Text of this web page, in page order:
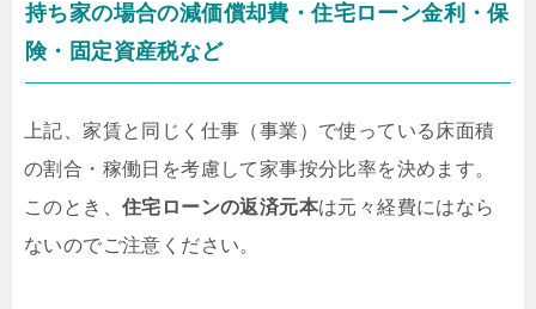
持ち家の場合の減価償却費・住宅ローン金利・保
険・固定資産税など
上記、家賃と同じく仕事（事業）で使っている床面積
の割合・稼働日を考慮して家事按分比率を決めます。
このとき、 住宅ローンの返済元本は元々経費にはなら
ないのでご注意ください。